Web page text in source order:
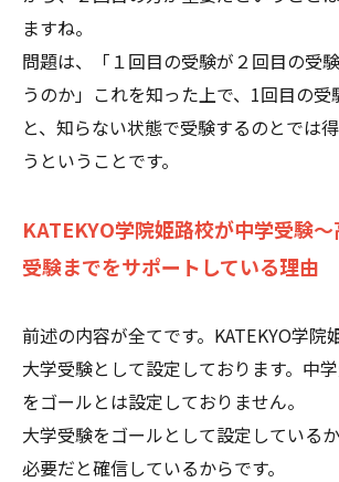
ますね。
問題は、「１回目の受験が２回目の受
うのか」これを知った上で、1回目の受
と、知らない状態で受験するのとでは
うということです。
KATEKYO学院姫路校が中学受験
受験までをサポートしている理由
前述の内容が全てです。KATEKYO学院
大学受験として設定しております。中
をゴールとは設定しておりません。
大学受験をゴールとして設定している
必要だと確信しているからです。